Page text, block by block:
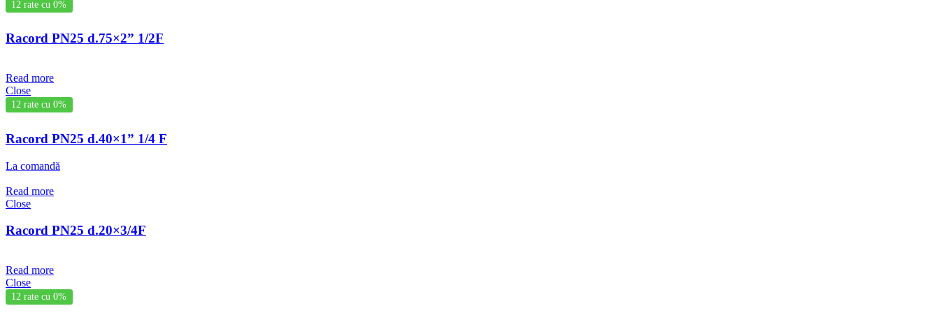
12 rate cu 0%
Racord PN25 d.75×2” 1/2F
Read more
Close
12 rate cu 0%
Racord PN25 d.40×1” 1/4 F
La comandă
Read more
Close
Racord PN25 d.20×3/4F
Read more
Close
12 rate cu 0%